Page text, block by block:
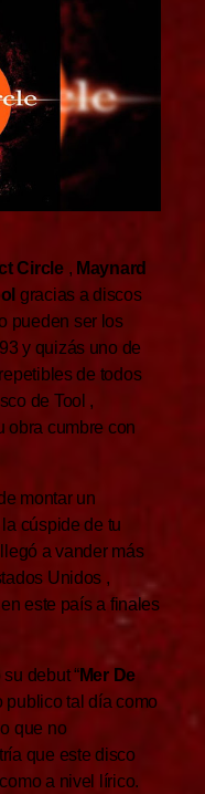
Circle, Maynard
gracias a discos
pueden ser los
y quizás uno de
de todos
de Tool ,
obra cumbre con
montar un
cúspide de tu
llegó a vander más
Unidos ,
este país a finales
debut “Mer De
publico tal día como
que no
que este disco
a nivel lírico.